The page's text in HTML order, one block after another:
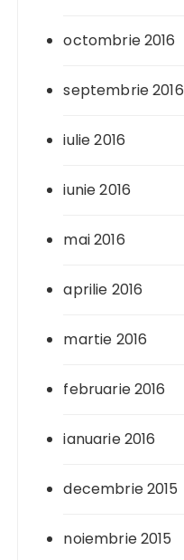
octombrie 2016
septembrie 2016
iulie 2016
iunie 2016
mai 2016
aprilie 2016
martie 2016
februarie 2016
ianuarie 2016
decembrie 2015
noiembrie 2015